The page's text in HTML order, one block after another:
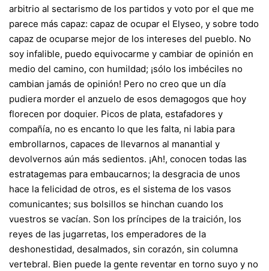
arbitrio al sectarismo de los partidos y voto por el que me
parece más capaz: capaz de ocupar el Elyseo, y sobre todo
capaz de ocuparse mejor de los intereses del pueblo. No
soy infalible, puedo equivocarme y cambiar de opinión en
medio del camino, con humildad; ¡sólo los imbéciles no
cambian jamás de opinión! Pero no creo que un día
pudiera morder el anzuelo de esos demagogos que hoy
florecen por doquier. Picos de plata, estafadores y
compañía, no es encanto lo que les falta, ni labia para
embrollarnos, capaces de llevarnos al manantial y
devolvernos aún más sedientos. ¡Ah!, conocen todas las
estratagemas para embaucarnos; la desgracia de unos
hace la felicidad de otros, es el sistema de los vasos
comunicantes; sus bolsillos se hinchan cuando los
vuestros se vacían. Son los príncipes de la traición, los
reyes de las jugarretas, los emperadores de la
deshonestidad, desalmados, sin corazón, sin columna
vertebral. Bien puede la gente reventar en torno suyo y no